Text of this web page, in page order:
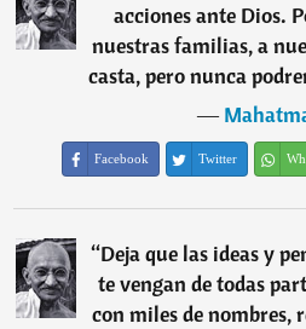
acciones ante Dios.
nuestras familias, a
casta, pero nunca
―
Facebook Twitter
“Deja que las ideas y
te vengan de todas
con miles de nombres,